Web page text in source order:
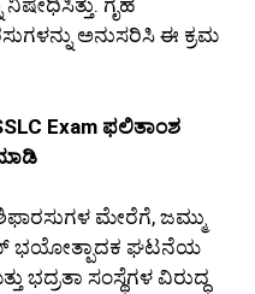
ಗೃಹ
ಅನುಸರಿಸಿ ಈ ಕ್ರಮ
Exam ಫಲಿತಾಂಶ
ಮೇರೆಗೆ, ಜಮ್ಮು
ಭಯೋತ್ಪಾದಕ ಘಟನೆಯ
ಭದ್ರತಾ ಸಂಸ್ಥೆಗಳ ವಿರುದ್ಧ